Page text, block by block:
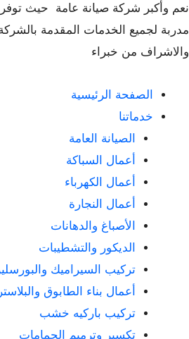
نعم وأكبر شركة صيانة عامة حيث
مدربة لجميع الخدمات المقدمة
والاشراف من خبراء
الصفحة الرئيسية
خدماتنا
الصيانة العامة
أعمال السباكة
أعمال الكهرباء
أعمال النجارة
الأصباغ والدهانات
الديكور والتشطيبات
تركيب السيراميك
أعمال بناء الطابوق والبلاستر
تركيب باركيه خشب
تكسير وترميم الحمامات